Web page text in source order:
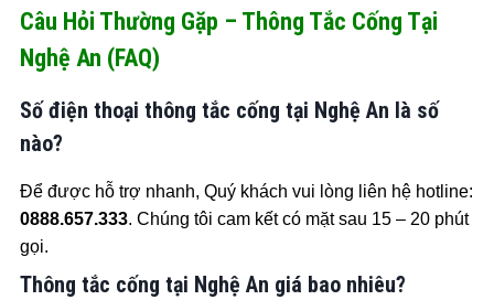
Câu Hỏi Thường Gặp – Thông Tắc Cống Tại
Nghệ An (FAQ)
Số điện thoại thông tắc cống tại Nghệ An là số
nào?
Để được hỗ trợ nhanh, Quý khách vui lòng liên hệ hotline:
0888.657.333. Chúng tôi cam kết có mặt sau 15 – 20 phút
gọi.
Thông tắc cống tại Nghệ An giá bao nhiêu?